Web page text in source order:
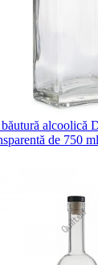
alcoolică
de 750 ml